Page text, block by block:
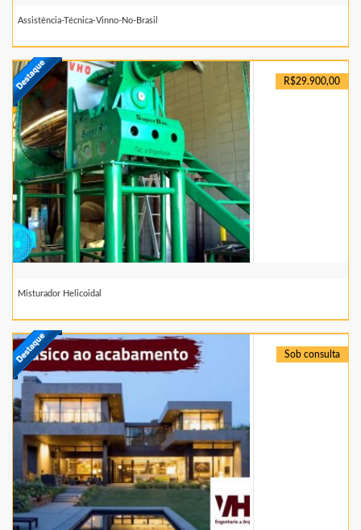
Assistência-Técnica-Vinno-No-Brasil
R$29.900,00
Misturador Helicoidal
Sob consulta